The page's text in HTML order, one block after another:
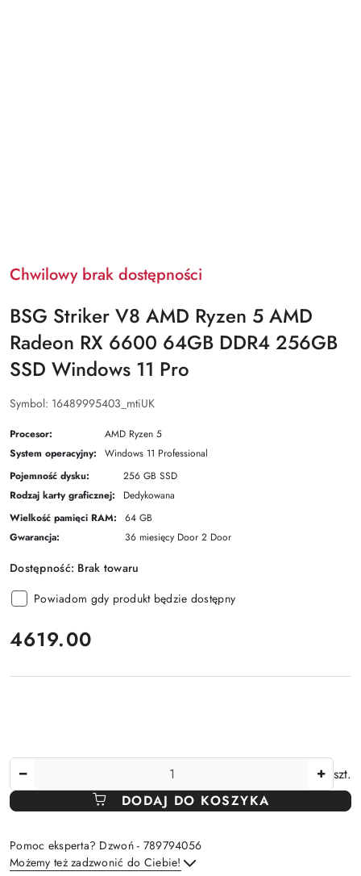
Chwilowy brak dostępności
BSG Striker V8 AMD Ryzen 5 AMD
Radeon RX 6600 64GB DDR4 256GB
SSD Windows 11 Pro
Symbol: 16489995403_mtiUK
Procesor:
AMD Ryzen 5
System operacyjny:
Windows 11 Professional
Pojemność dysku:
256 GB SSD
Rodzaj karty graficznej:
Dedykowana
Wielkość pamięci RAM:
64 GB
Gwarancja:
36 miesięcy Door 2 Door
Dostępność: Brak towaru
Powiadom gdy produkt będzie dostępny
cena:
4619.00
szt.
DODAJ DO KOSZYKA
Pomoc eksperta? Dzwoń - 789794056
Możemy też zadzwonić do Ciebie!